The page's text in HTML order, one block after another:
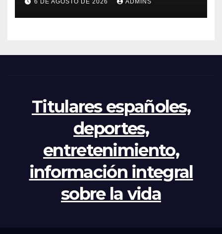
mientras el PP pide la
apertura del Congreso por la
6 DE AGOSTO DE 2026 ADMINS
Titulares españoles,
deportes,
entretenimiento,
información integral
sobre la vida